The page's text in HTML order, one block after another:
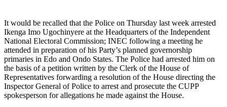
It would be recalled that the Police on Thursday last week arrested
Ikenga Imo Ugochinyere at the Headquarters of the Independent
National Electoral Commission; INEC following a meeting he
attended in preparation of his Party’s planned governorship
primaries in Edo and Ondo States. The Police had arrested him on
the basis of a petition written by the Clerk of the House of
Representatives forwarding a resolution of the House directing the
Inspector General of Police to arrest and prosecute the CUPP
spokesperson for allegations he made against the House.